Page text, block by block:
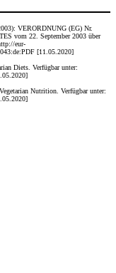
VERORDNUNG (EG) Nr.
vom 22. September 2003 über
eur-
[11.05.2020]
Diets. Verfügbar unter:
Nutrition. Verfügbar unter: